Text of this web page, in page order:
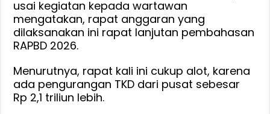
usai kegiatan kepada wartawan
mengatakan, rapat anggaran yang
dilaksanakan ini rapat lanjutan pembahasan
RAPBD 2026.
Menurutnya, rapat kali ini cukup alot, karena
ada pengurangan TKD dari pusat sebesar
Rp 2,1 triliun lebih.